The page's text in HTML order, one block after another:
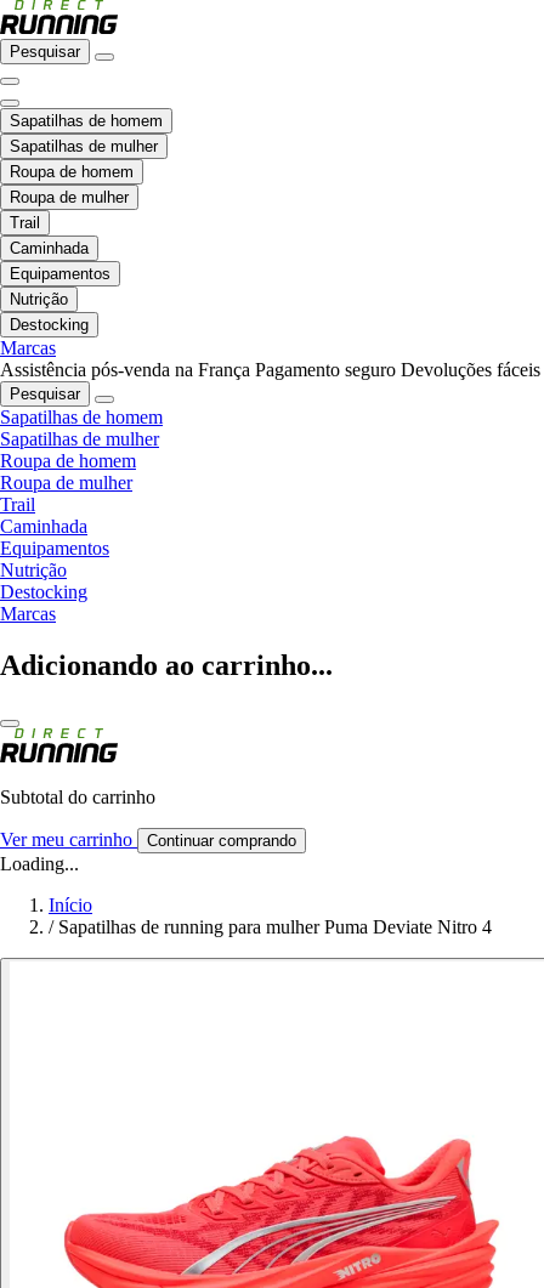
Pesquisar
Sapatilhas de homem
Sapatilhas de mulher
Roupa de homem
Roupa de mulher
Trail
Caminhada
Equipamentos
Nutrição
Destocking
Marcas
Assistência pós-venda na França Pagamento seguro Devoluções fáceis
Pesquisar
Sapatilhas de homem
Sapatilhas de mulher
Roupa de homem
Roupa de mulher
Trail
Caminhada
Equipamentos
Nutrição
Destocking
Marcas
Adicionando ao carrinho...
Subtotal do carrinho
Ver meu carrinho Continuar comprando
Loading...
Início
/ Sapatilhas de running para mulher Puma Deviate Nitro 4